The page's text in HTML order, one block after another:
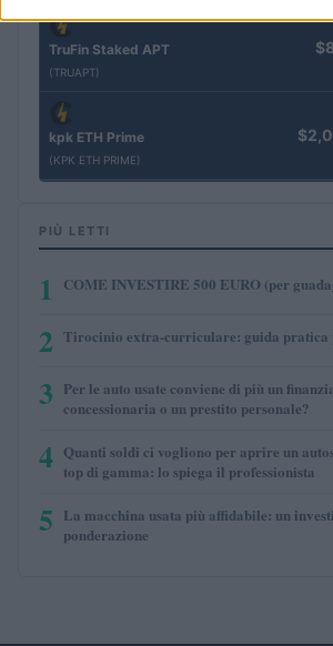
TruFin Staked APT
(TRUAPT)
kpk ETH Prime
(KPK ETH PRIME)
PIÙ LETTI
1 COME INVESTIRE 500 EURO (per
2 Tirocinio extra-curriculare: guida pratica
3 Per le auto usate conviene di più un
concessionaria o un prestito personale?
4 Quanti soldi ci vogliono per aprire un
top di gamma: lo spiega il professionista
5 La macchina usata più affidabile: un
ponderazione